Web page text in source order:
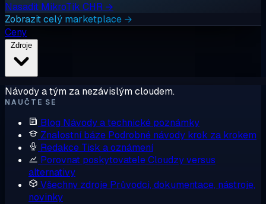
Nasadit MikroTik CHR →
Zobrazit celý marketplace →
Ceny
Návody a tým za nezávislým cloudem.
NAUČTE SE
Blog Návody a technické poznámky
Znalostní báze Podrobné návody krok za krokem
Redakce Tisk a oznámení
Porovnat poskytovateleCloudzy versus
alternativy
Všechny zdroje Průvodci, dokumentace, nástroje,
novinky